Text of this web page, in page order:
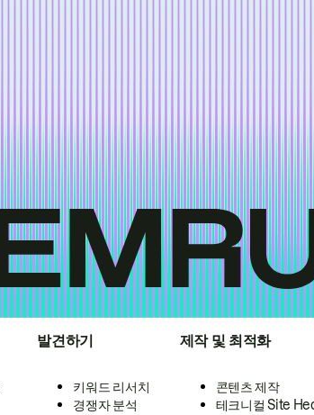
발견하기
키워드 리서치
경쟁자 분석
제작 및 최적화
콘텐츠 제작
테크니컬 Site